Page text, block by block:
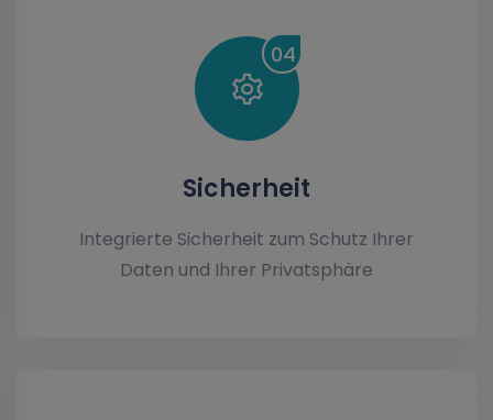
04
Sicherheit
Integrierte Sicherheit zum Schutz Ihrer
Daten und Ihrer Privatsphäre